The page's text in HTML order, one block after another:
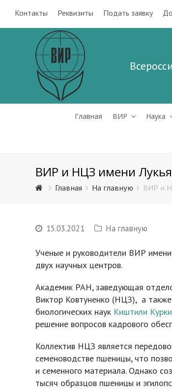
Контакты Реквизиты Подать заявку
Главная ВИР Наука
ВИР и НЦЗ имени
Главная На главную ВИР и
15.03.2021 На главную
Ученые и руководители ВИР
двух научных центров.
Академик РАН, заведующая
Виктор Ковтуненко (НЦЗ), а
биологических наук Киштили
решение вопросов кадрового
Коллектив НЦЗ является
семеноводстве пшеницы, что
и семенного материала. Однако
тысяч образцов пшеницы и